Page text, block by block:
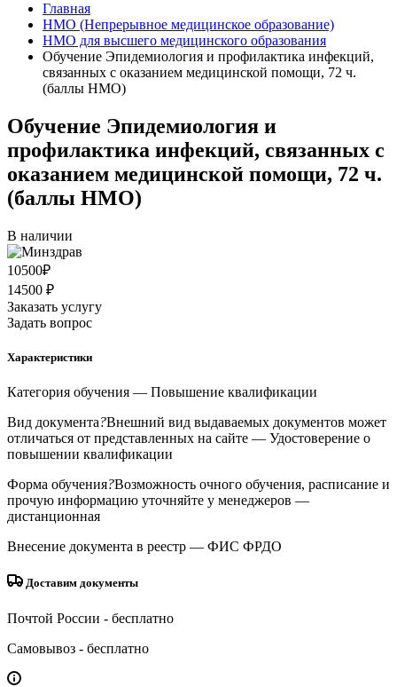
Главная
НМО (Непрерывное медицинское образование)
НМО для высшего медицинского образования
Обучение Эпидемиология и профилактика инфекций,
связанных с оказанием медицинской помощи, 72 ч.
(баллы НМО)
Обучение Эпидемиология и
профилактика инфекций, связанных с
оказанием медицинской помощи, 72 ч.
(баллы НМО)
В наличии
10500₽
14500 ₽
Заказать услугу
Задать вопрос
Характеристики
Категория обучения — Повышение квалификации
Вид документа?Внешний вид выдаваемых документов может
отличаться от представленных на сайте — Удостоверение о
повышении квалификации
Форма обучения?Возможность очного обучения, расписание и
прочую информацию уточняйте у менеджеров —
дистанционная
Внесение документа в реестр — ФИС ФРДО
Доставим документы
Почтой России - бесплатно
Самовывоз - бесплатно